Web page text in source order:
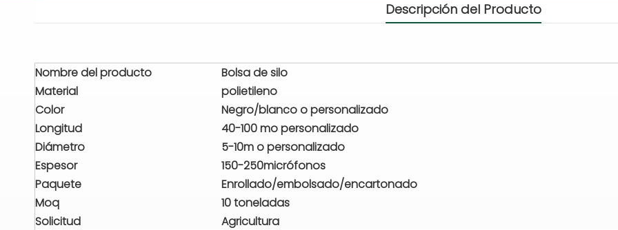
Descripción del Producto
Nombre del producto
Bolsa de silo
Material
polietileno
Color
Negro/blanco o personalizado
Longitud
40-100 mo personalizado
Diámetro
5-10m o personalizado
Espesor
150-250micrófonos
Paquete
Enrollado/embolsado/encartonado
Moq
10 toneladas
Solicitud
Agricultura